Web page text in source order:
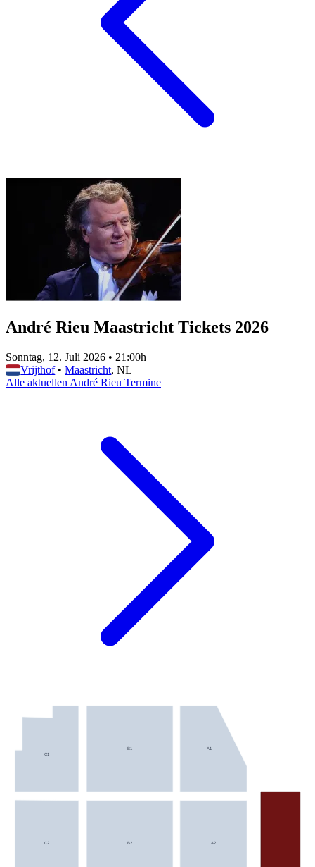
André Rieu Maastricht Tickets 2026
Sonntag, 12. Juli 2026 • 21:00h
Vrijthof • Maastricht, NL
Alle aktuellen André Rieu Termine
A1
A2
B1
B2
C1
C2